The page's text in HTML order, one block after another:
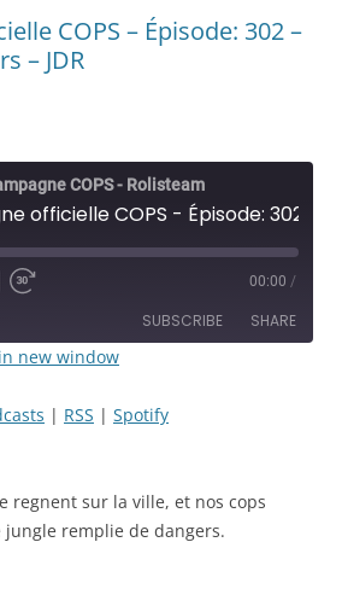
COPS – Épisode: 302 –
– JDR
COPS - Rolisteam
Fast
seconds
00:00 /
SUBSCRIBE SHARE
new window
| RSS | Spotify
regnent sur la ville, et nos cops
remplie de dangers.